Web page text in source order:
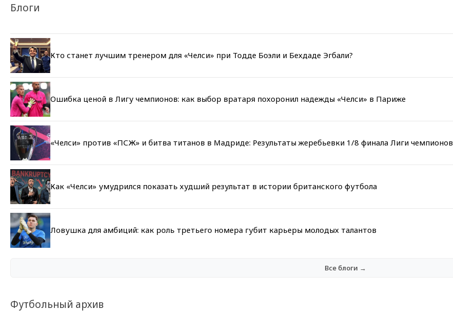
Блоги
Кто станет лучшим тренером для «Челси» при Тодде Боэли и Бехдаде Эгбали?
Ошибка ценой в Лигу чемпионов: как выбор вратаря похоронил надежды «Челси» в Париже
«Челси» против «ПСЖ» и битва титанов в Мадриде: Результаты жеребьевки 1/8 финала Лиги чемпионов
Как «Челси» умудрился показать худший результат в истории британского футбола
Ловушка для амбиций: как роль третьего номера губит карьеры молодых талантов
Все блоги →
Футбольный архив